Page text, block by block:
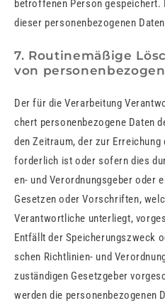
be­trof­fe­nen Per­son ge­spei­chert.
die­ser per­so­nen­be­zo­ge­nen
7. Routinemäßige
von
Der für die Ver­ar­bei­tung
chert per­so­nen­be­zo­ge­ne Daten
den Zeit­raum, der zur
for­der­lich ist oder so­fern dies
en- und Ver­ord­nungs­ge­ber oder
Ge­set­zen oder Vor­schrif­ten,
Ver­ant­wort­li­che un­ter­liegt,
Ent­fällt der Spei­che­rungs­zweck
schen Richt­li­ni­en- und
zu­stän­di­gen Ge­setz­ge­ber
wer­den die per­so­nen­be­zo­ge­nen